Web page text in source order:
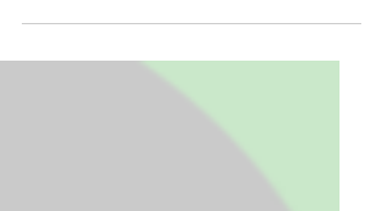
de memórias e de dignificação da
entre outras, uma função...